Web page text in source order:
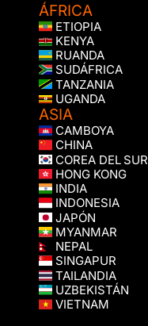
ÁFRICA
ETIOPIA
KENYA
RUANDA
SUDÁFRICA
TANZANIA
UGANDA
ASIA
CAMBOYA
CHINA
COREA DEL SUR
HONG KONG
INDIA
INDONESIA
JAPÓN
MYANMAR
NEPAL
SINGAPUR
TAILANDIA
UZBEKISTÁN
VIETNAM